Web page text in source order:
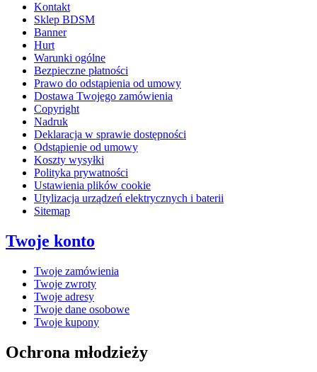
Kontakt
Sklep BDSM
Banner
Hurt
Warunki ogólne
Bezpieczne płatności
Prawo do odstąpienia od umowy
Dostawa Twojego zamówienia
Copyright
Nadruk
Deklaracja w sprawie dostępności
Odstąpienie od umowy
Koszty wysyłki
Polityka prywatności
Ustawienia plików cookie
Utylizacja urządzeń elektrycznych i baterii
Sitemap
Twoje konto
Twoje zamówienia
Twoje zwroty
Twoje adresy
Twoje dane osobowe
Twoje kupony
Ochrona młodzieży